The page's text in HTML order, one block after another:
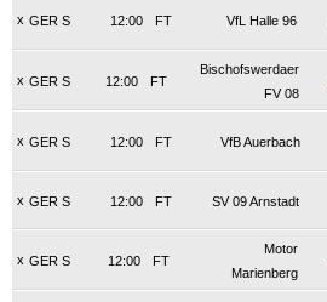
x GER S FT
12:00 VfL Halle 96
x GER S FT
12:00
Bischofswerdaer
FV 08
x GER S FT
12:00 VfB Auerbach
x GER S FT
12:00 SV 09 Arnstadt
x GER S FT
12:00
Motor
Marienberg